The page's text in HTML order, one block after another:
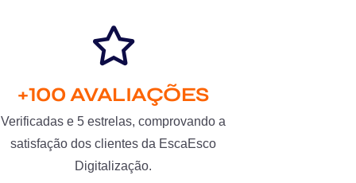
+100 AVALIAÇÕES
Verificadas e 5 estrelas, comprovando a
satisfação dos clientes da EscaEsco
Digitalização.